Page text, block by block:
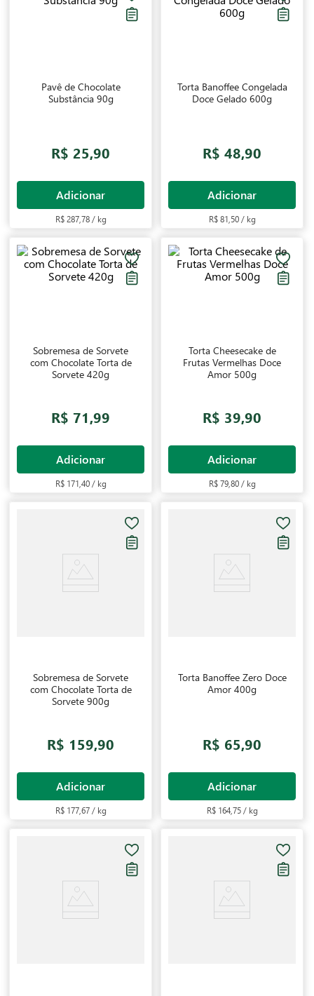
merecem.
Pavê de Chocolate
Substância 90g
R$ 25,90
Adicionar
R$ 287,78 / kg
Torta Banoffee Congelada
Doce Gelado 600g
R$ 48,90
Adicionar
R$ 81,50 / kg
Sobremesa de Sorvete
com Chocolate Torta de
Sorvete 420g
R$ 71,99
Adicionar
R$ 171,40 / kg
Torta Cheesecake de
Frutas Vermelhas Doce
Amor 500g
R$ 39,90
Adicionar
R$ 79,80 / kg
Sobremesa de Sorvete
com Chocolate Torta de
Sorvete 900g
R$ 159,90
Adicionar
R$ 177,67 / kg
Torta Banoffee Zero Doce
Amor 400g
R$ 65,90
Adicionar
R$ 164,75 / kg